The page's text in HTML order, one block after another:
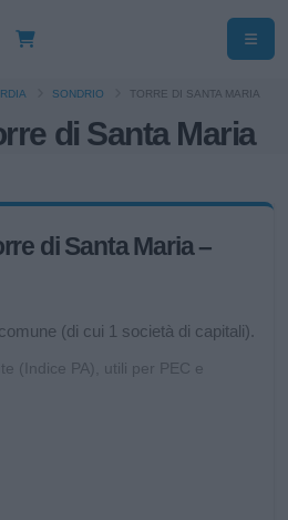
di Santa Maria
SONDRIO TORRE DI SANTA MARIA
di Santa Maria –
(di cui 1 società di capitali).
(Indice PA), utili per PEC e